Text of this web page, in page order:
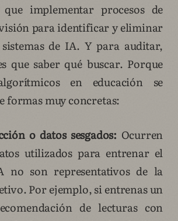
implementar procesos de
para identificar y eliminar
sistemas de IA. Y para auditar,
que saber qué buscar. Porque
en educación se
formas muy concretas:
o datos sesgados: Ocurren
utilizados para entrenar el
no son representativos de la
Por ejemplo, si entrenas un
de lecturas con